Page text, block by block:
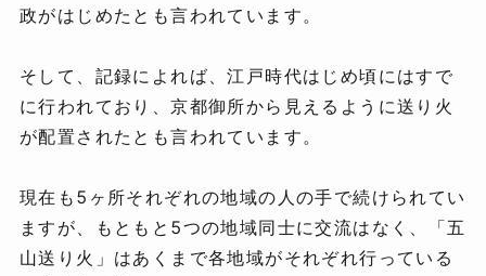
政がはじめたとも言われています。
そして、記録によれば、江戸時代はじめ頃にはすで
に行われており、京都御所から見えるように送り火
が配置されたとも言われています。
現在も5ヶ所それぞれの地域の人の手で続けられてい
ますが、もともと5つの地域同士に交流はなく、「五
山送り火」はあくまで各地域がそれぞれ行っている